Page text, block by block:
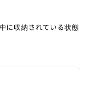
に収納されている状態